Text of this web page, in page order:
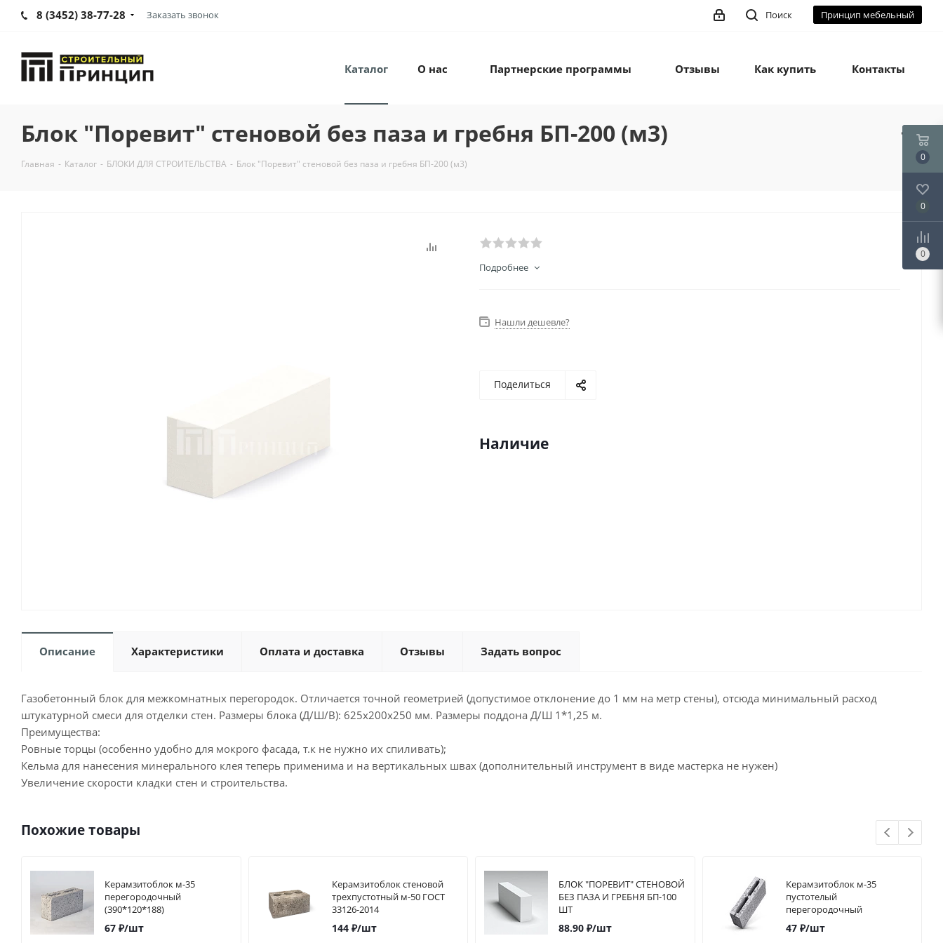
8 (3452) 38-77-28 Заказать звонок Принцип мебельный
Поиск
Каталог О нас Партнерские программы Отзывы Как купить Контакты
Блок "Поревит" стеновой без паза и гребня БП-200 (м3)
Главная - Каталог - БЛОКИ ДЛЯ СТРОИТЕЛЬСТВА - Блок "Поревит" стеновой без паза и гребня БП-200 (м3)
Подробнее
Нашли дешевле?
Поделиться
Наличие
Описание Характеристики Оплата и доставка Отзывы Задать вопрос
Газобетонный блок для межкомнатных перегородок. Отличается точной геометрией (допустимое отклонение до 1 мм на метр стены), отсюда минимальный расход
штукатурной смеси для отделки стен. Размеры блока (Д/Ш/В): 625х200х250 мм. Размеры поддона Д/Ш 1*1,25 м.
Преимущества:
Ровные торцы (особенно удобно для мокрого фасада, т.к не нужно их спиливать);
Кельма для нанесения минерального клея теперь применима и на вертикальных швах (дополнительный инструмент в виде мастерка не нужен)
Увеличение скорости кладки стен и строительства.
Похожие товары
Керамзитоблок м-35
перегородочный
(390*120*188)
67 ₽/шт
Керамзитоблок стеновой
трехпустотный м-50 ГОСТ
33126-2014
144₽/шт
БЛОК "ПОРЕВИТ" СТЕНОВОЙ
БЕЗ ПАЗА И ГРЕБНЯ БП-100
ШТ
88.90 ₽/шт
Керамзитоблок м-35
пустотелый
перегородочный
(390*90*188)
47₽/шт
0
0
0